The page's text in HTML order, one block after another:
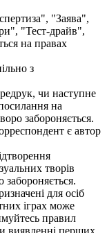
"Заява",
"Тест-драйв",
на правах
з
чи наступне
на
забороняється.
є автор
творів
для осіб
іграх може
правил
виявленні перших